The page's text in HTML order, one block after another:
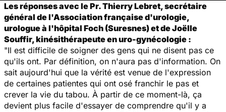
Les réponses avec le Pr. Thierry Lebret, secrétaire
général de l'Association française d'urologie,
urologue à l'hôpital Foch (Suresnes) et de Joëlle
Souffir, kinésithérapeute en uro-gynécologie :
"Il est difficile de soigner des gens qui ne disent pas ce
qu'ils ont. Par définition, on n'aura pas d'information. On
sait aujourd'hui que la vérité est venue de l'expression
de certaines patientes qui ont osé franchir le pas et
crever la vie du tabou. À partir de ce moment-là, ça
devient plus facile d'essayer de comprendre qu'il y a